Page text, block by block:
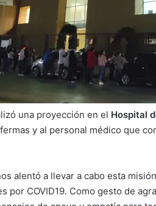
una proyección en el Hospital
y al personal médico que
alentó a llevar a cabo esta
por COVID19. Como gesto de